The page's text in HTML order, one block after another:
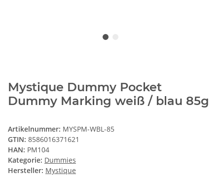
Mystique Dummy Pocket
Dummy Marking weiß / blau 85g
Artikelnummer: MYSPM-WBL-85
GTIN: 8586016371621
HAN: PM104
Kategorie: Dummies
Hersteller: Mystique